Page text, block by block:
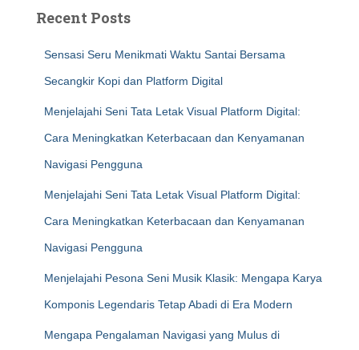
Recent Posts
Sensasi Seru Menikmati Waktu Santai Bersama
Secangkir Kopi dan Platform Digital
Menjelajahi Seni Tata Letak Visual Platform Digital:
Cara Meningkatkan Keterbacaan dan Kenyamanan
Navigasi Pengguna
Menjelajahi Seni Tata Letak Visual Platform Digital:
Cara Meningkatkan Keterbacaan dan Kenyamanan
Navigasi Pengguna
Menjelajahi Pesona Seni Musik Klasik: Mengapa Karya
Komponis Legendaris Tetap Abadi di Era Modern
Mengapa Pengalaman Navigasi yang Mulus di